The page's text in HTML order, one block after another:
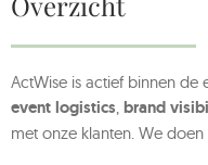
ActWise is actief binnen
event logistics brand
met onze klanten. We doen